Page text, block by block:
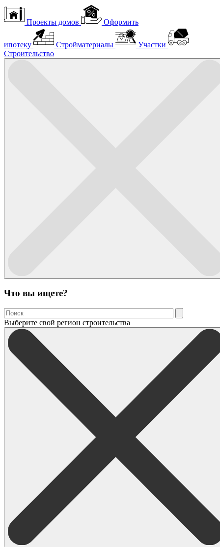
Проекты домов Оформить
ипотеку Стройматериалы
Участки
Строительство
Что вы ищете?
Выберите свой регион строительства